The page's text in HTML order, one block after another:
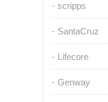
scripps
SantaCruz
Lifecore
Genway